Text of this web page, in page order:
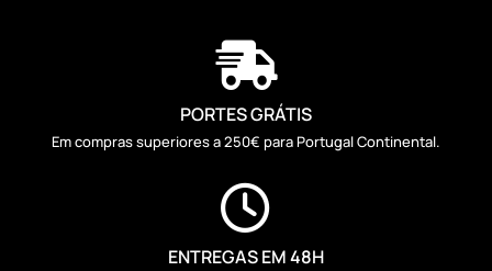

PORTES GRÁTIS
Em compras superiores a 250€ para Portugal Continental.

ENTREGAS EM 48H